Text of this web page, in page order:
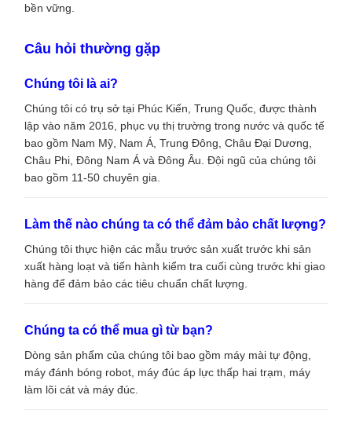
bền vững.
Câu hỏi thường gặp
Chúng tôi là ai?
Chúng tôi có trụ sở tại Phúc Kiến, Trung Quốc, được thành
lập vào năm 2016, phục vụ thị trường trong nước và quốc tế
bao gồm Nam Mỹ, Nam Á, Trung Đông, Châu Đại Dương,
Châu Phi, Đông Nam Á và Đông Âu. Đội ngũ của chúng tôi
bao gồm 11-50 chuyên gia.
Làm thế nào chúng ta có thể đảm bảo chất lượng?
Chúng tôi thực hiện các mẫu trước sản xuất trước khi sản
xuất hàng loạt và tiến hành kiểm tra cuối cùng trước khi giao
hàng để đảm bảo các tiêu chuẩn chất lượng.
Chúng ta có thể mua gì từ bạn?
Dòng sản phẩm của chúng tôi bao gồm máy mài tự động,
máy đánh bóng robot, máy đúc áp lực thấp hai trạm, máy
làm lõi cát và máy đúc.